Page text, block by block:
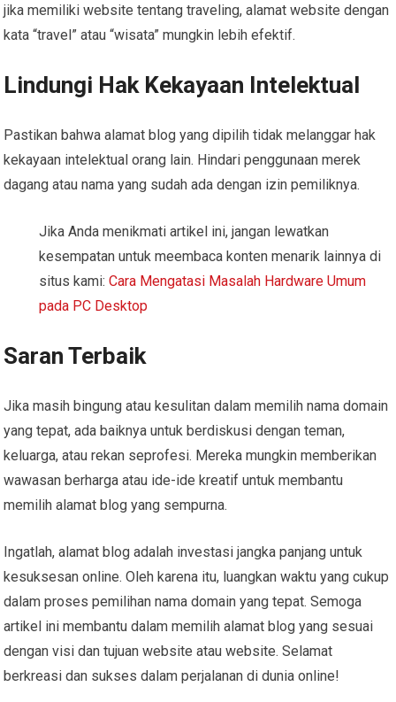
jika memiliki website tentang traveling, alamat website dengan
kata “travel” atau “wisata” mungkin lebih efektif.
Lindungi Hak Kekayaan Intelektual
Pastikan bahwa alamat blog yang dipilih tidak melanggar hak
kekayaan intelektual orang lain. Hindari penggunaan merek
dagang atau nama yang sudah ada dengan izin pemiliknya.
Jika Anda menikmati artikel ini, jangan lewatkan
kesempatan untuk meembaca konten menarik lainnya di
situs kami:Cara Mengatasi Masalah Hardware Umum
pada PC Desktop
Saran Terbaik
Jika masih bingung atau kesulitan dalam memilih nama domain
yang tepat, ada baiknya untuk berdiskusi dengan teman,
keluarga, atau rekan seprofesi. Mereka mungkin memberikan
wawasan berharga atau ide-ide kreatif untuk membantu
memilih alamat blog yang sempurna.
Ingatlah, alamat blog adalah investasi jangka panjang untuk
kesuksesan online. Oleh karena itu, luangkan waktu yang cukup
dalam proses pemilihan nama domain yang tepat. Semoga
artikel ini membantu dalam memilih alamat blog yang sesuai
dengan visi dan tujuan website atau website. Selamat
berkreasi dan sukses dalam perjalanan di dunia online!